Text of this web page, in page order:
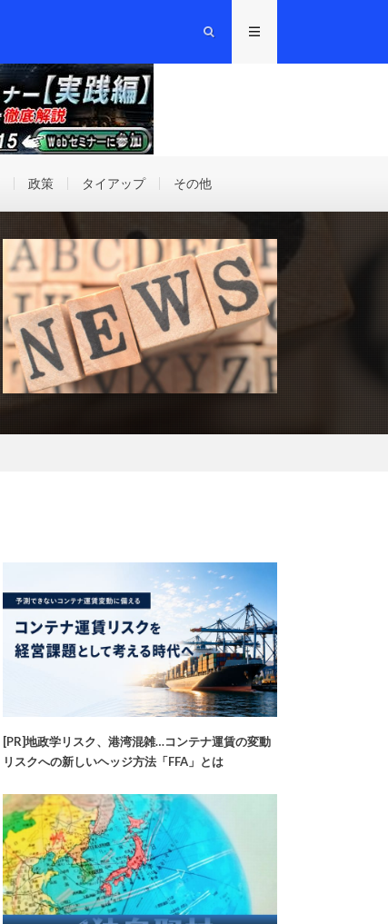
政策 タイアップ その他
[PR]地政学リスク、港湾混雑…コンテナ運賃の変動
リスクへの新しいヘッジ方法「FFA」とは